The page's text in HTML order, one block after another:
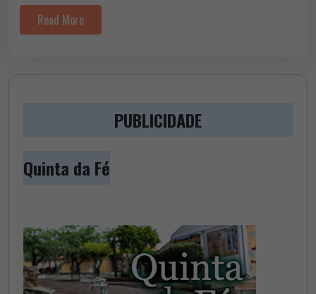
Read More
PUBLICIDADE
Quinta da Fé